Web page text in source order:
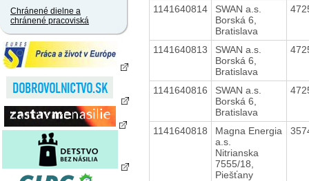
Chránené dielne a
chránené pracoviská
1141640814
SWAN a.s.
Borská 6,
Bratislava
1141640813
SWAN a.s.
Borská 6,
Bratislava
1141640816
SWAN a.s.
Borská 6,
Bratislava
1141640818
Magna Energia
a.s.
Nitrianska
7555/18,
Piešťany